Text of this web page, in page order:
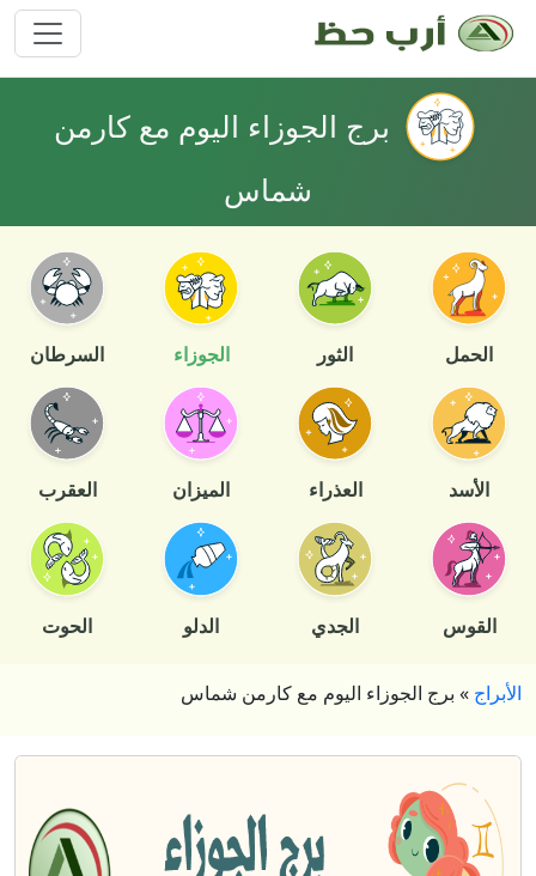
برج الجوزاء اليوم مع كارمن
شماس
الحمل الثور الجوزاء السرطان
الأسد العذراء الميزان العقرب
القوس الجدي الدلو الحوت
الأبراج » برج الجوزاء اليوم مع كارمن شماس